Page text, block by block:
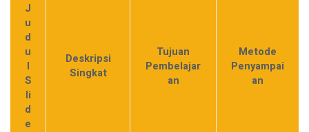
J
u
d
u
l
S
li
d
e
Deskripsi
Singkat
Tujuan
Pembelajar
an
Metode
Penyampai
an